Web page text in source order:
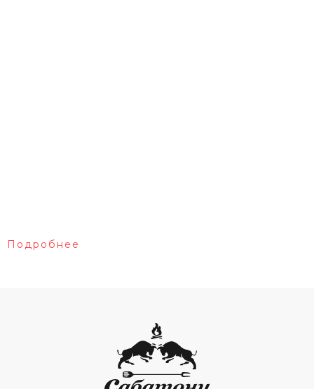
Подробнее